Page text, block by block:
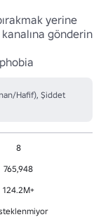
yerine
gönderin
Hafif), Şiddet
8
765,948
124.2M+